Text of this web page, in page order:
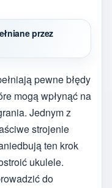
przez
pewne błędy
mogą wpłynąć na
Jednym z
strojenie
ten krok
ukulele.
do